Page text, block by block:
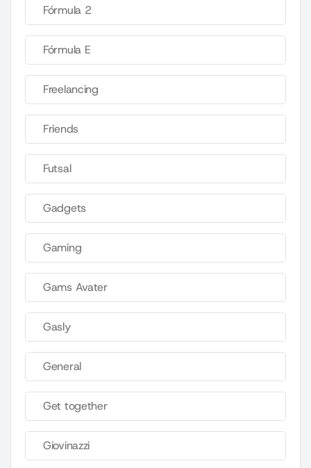
Fórmula 2
Fórmula E
Freelancing
Friends
Futsal
Gadgets
Gaming
Gams Avater
Gasly
General
Get together
Giovinazzi